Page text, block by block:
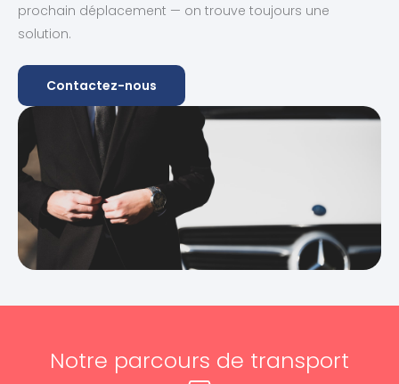
prochain déplacement — on trouve toujours une
solution.
Contactez-nous
Notre parcours de transport